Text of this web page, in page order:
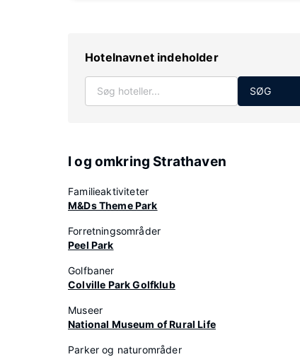
Hotelnavnet indeholder
SØG
I og omkring Strathaven
Familieaktiviteter
M&Ds Theme Park
Forretningsområder
Peel Park
Golfbaner
Colville Park Golfklub
Museer
National Museum of Rural Life
Parker og naturområder